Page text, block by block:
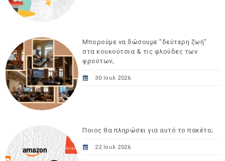
Μπορούμε να δώσουμε "δεύτερη ζωή"
στα κουκούτσια & τις φλούδες των
φρούτων;
30 Ιουλ 2026
Ποιος θα πληρώσει για αυτό το πακέτο;
22 Ιουλ 2026